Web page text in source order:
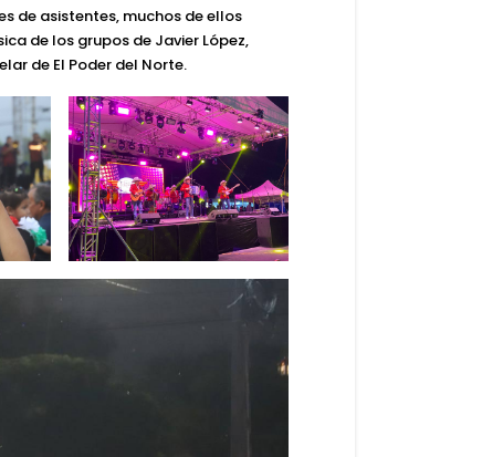
de asistentes, muchos de ellos
de los grupos de Javier López,
de El Poder del Norte.